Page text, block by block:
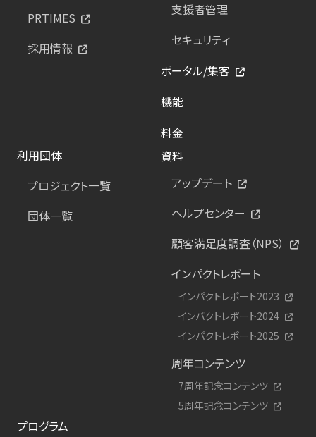
PRTIMES
採用情報
支援者管理
セキュリティ
ポータル/集客
機能
料金
利用団体
プロジェクト一覧
団体一覧
資料
アップデート
ヘルプセンター
顧客満足度調査（NPS）
インパクトレポート
インパクトレポート2023
インパクトレポート2024
インパクトレポート2025
周年コンテンツ
7周年記念コンテンツ
5周年記念コンテンツ
プログラム